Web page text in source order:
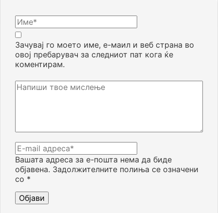
Вашата адреса за е-пошта нема да биде
објавена. Задолжителните полиња се означени
со *
Зачувај го моето име, е-маил и веб страна во
овој пребарувач за следниот пат кога ќе
коментирам.